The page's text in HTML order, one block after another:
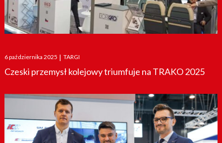
Posted
on
6 października 2025 | TARGI
Czeski przemysł kolejowy triumfuje na TRAKO 2025